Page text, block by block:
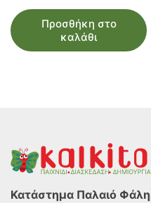
Προσθήκη στο
καλάθι
Κατάστημα Παλαιό